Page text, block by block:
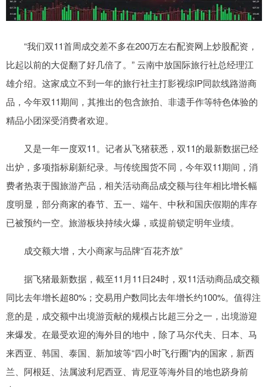
“我们双11首周成交差不多在200万左右配资网上炒股配资，
比起以前的大促翻了好几倍了。” 云南中放国际旅行社总经理江
雄介绍。这家成立不到一年的旅行社主打影视综IP同款线路游商
品，今年双11期间，其推出的包含旅拍、非遗手作等特色体验的
精品小团深受消费者欢迎。
又是一年一度双11。记者从飞猪获悉，双11的最新数据已经
出炉，多项指标刷新纪录。与传统囤货不同，今年双11期间，消
费者热衷于囤旅游产品，相关活动商品成交额与往年相比增长幅
度明显，部分商家的春节、五一、端午、中秋和国庆假期的库存
已被预约一空。旅游板块持续火爆，或提前锁定明年业绩。
成交额大增，大小商家与品牌“百花齐放”
据飞猪最新数据，截至11月11日24时，双11活动商品成交额
同比去年增长超80%；交易用户数同比去年增长约100%。值得注
意的是，成交额中出境游贡献的规模占比超三分之一，出境游迎
来爆发。在最受欢迎的海外目的地中，除了马尔代夫、日本、马
来西亚、韩国、泰国、新加坡等“四小时飞行圈”内的国家，新西
兰、阿根廷、法属波利尼西亚、肯尼亚等海外目的地也跻身前